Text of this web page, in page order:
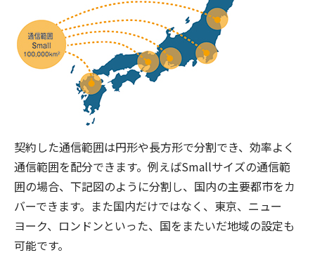
契約した通信範囲は円形や長方形で分割でき、効率よく
通信範囲を配分できます。例えばSmallサイズの通信範
囲の場合、下記図のように分割し、国内の主要都市をカ
バーできます。また国内だけではなく、東京、ニュー
ヨーク、ロンドンといった、国をまたいだ地域の設定も
可能です。